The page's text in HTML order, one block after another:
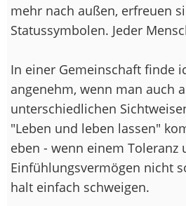
mehr nach außen, erfreuen
Statussymbolen. Jeder
In einer Gemeinschaft finde
angenehm, wenn man auch
unterschiedlichen
"Leben und leben lassen"
eben - wenn einem Toleranz
Einfühlungsvermögen nicht
halt einfach schweigen.